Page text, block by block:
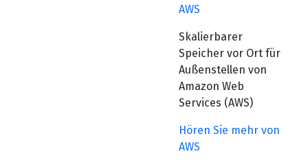
AWS
Skalierbarer
Speicher vor Ort für
Außenstellen von
Amazon Web
Services (AWS)
Hören Sie mehr von
AWS